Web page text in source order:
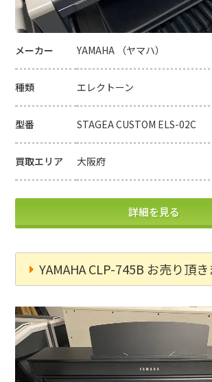
詳細を見る
メーカー YAMAHA （ヤマハ）
種類 エレクトーン
型番 STAGEA CUSTOM ELS-02C
買取エリア 大阪府
YAMAHA CLP-745B お売り頂き